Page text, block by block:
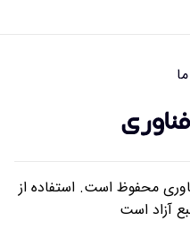
محفوظ است. استفاده از
آزاد است